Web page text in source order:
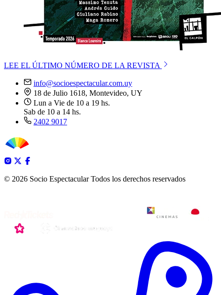
LEE EL ÚLTIMO NÚMERO DE LA REVISTA
info@socioespectacular.com.uy
18 de Julio 1618, Montevideo, UY
Lun a Vie de 10 a 19 hs.
Sab de 10 a 14 hs.
2402 9017
© 2026 Socio Espectacular Todos los derechos reservados